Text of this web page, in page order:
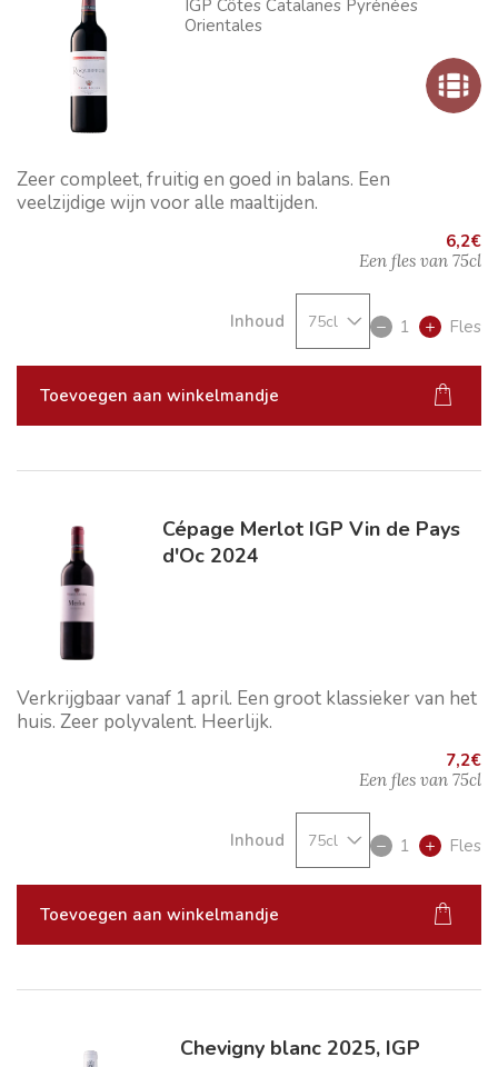
IGP Côtes Catalanes Pyrénées
Orientales
Zeer compleet, fruitig en goed in balans. Een
veelzijdige wijn voor alle maaltijden.
6,2€
Een fles van 75cl
Inhoud 1 Fles
Toevoegen aan winkelmandje
Cépage Merlot IGP Vin de Pays
d'Oc 2024
Verkrijgbaar vanaf 1 april. Een groot klassieker van het
huis. Zeer polyvalent. Heerlijk.
7,2€
Een fles van 75cl
Inhoud 1 Fles
Toevoegen aan winkelmandje
Chevigny blanc 2025, IGP